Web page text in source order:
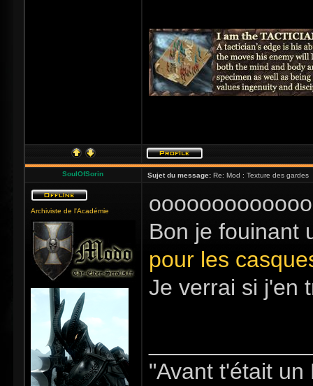
SoulOfSorin Sujet du message: Re: Mod : Texture des gardes
Archiviste de l'Académie
Bon je fouinant
pour les
Je verrai si j'en
"Avant t'était